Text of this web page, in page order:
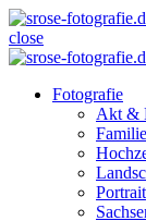
close
Fotografie
Akt &
Portrait